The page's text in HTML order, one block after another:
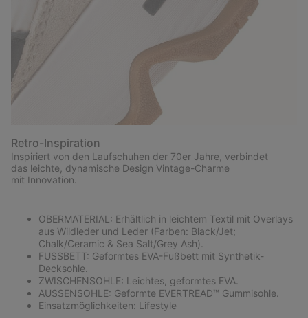
Retro-Inspiration
Inspiriert von den Laufschuhen der 70er Jahre, verbindet
das leichte, dynamische Design Vintage-Charme
mit Innovation.
OBERMATERIAL: Erhältlich in leichtem Textil mit Overlays
aus Wildleder und Leder (Farben: Black/Jet;
Chalk/Ceramic & Sea Salt/Grey Ash).
FUSSBETT: Geformtes EVA-Fußbett mit Synthetik-
Decksohle.
ZWISCHENSOHLE: Leichtes, geformtes EVA.
AUSSENSOHLE: Geformte EVERTREAD™ Gummisohle.
Einsatzmöglichkeiten: Lifestyle